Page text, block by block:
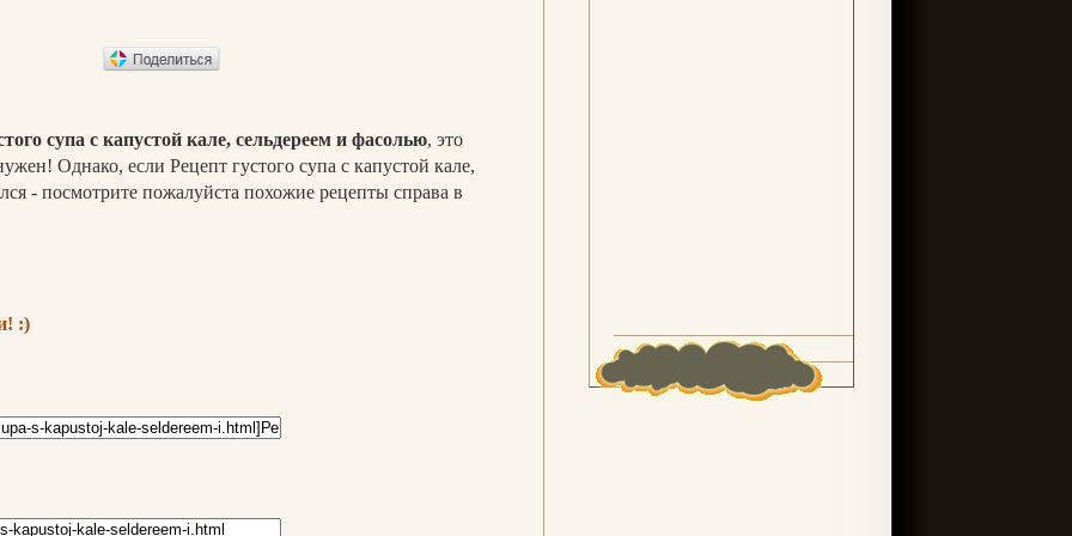
супа с капустой кале, сельдереем и фасолью, это
Однако, если Рецепт густого супа с капустой кале,
- посмотрите пожалуйста похожие рецепты справа в
:)